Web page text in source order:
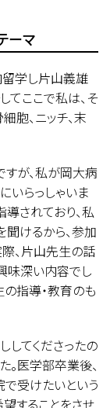
ーマ
学し片山義雄
てここで私は、そ
胞、ニッチ、末
が、私が岡大病
いらっしゃいま
されており、私
けるから、参加
際、片山先生の話
味深い内容でし
の指導・教育のも
してくださったの
医学部卒業後、
受けたいという
することをさせ